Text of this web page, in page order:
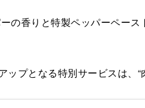
香りと特製ペッパーペー
プとなる特別サービスは、“